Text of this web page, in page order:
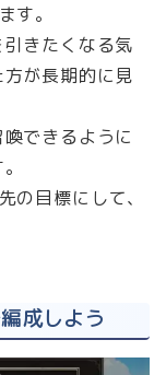
す。
きたくなる気
が長期的に見
できるように
の目標にして、
成しよう